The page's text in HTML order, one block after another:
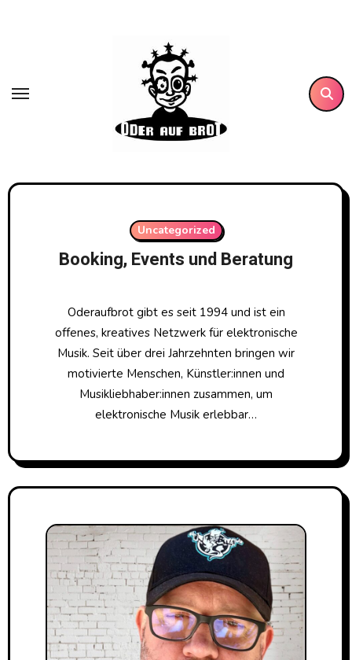
Uncategorized
Booking, Events und Beratung
Oderaufbrot gibt es seit 1994 und ist ein
offenes, kreatives Netzwerk für elektronische
Musik. Seit über drei Jahrzehnten bringen wir
motivierte Menschen, Künstler:innen und
Musikliebhaber:innen zusammen, um
elektronische Musik erlebbar…